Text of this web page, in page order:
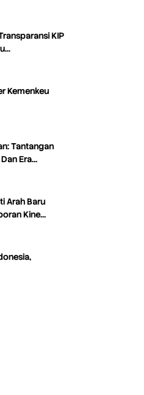
KIP
Kemenkeu
Tantangan
Era…
Arah Baru
Kine…